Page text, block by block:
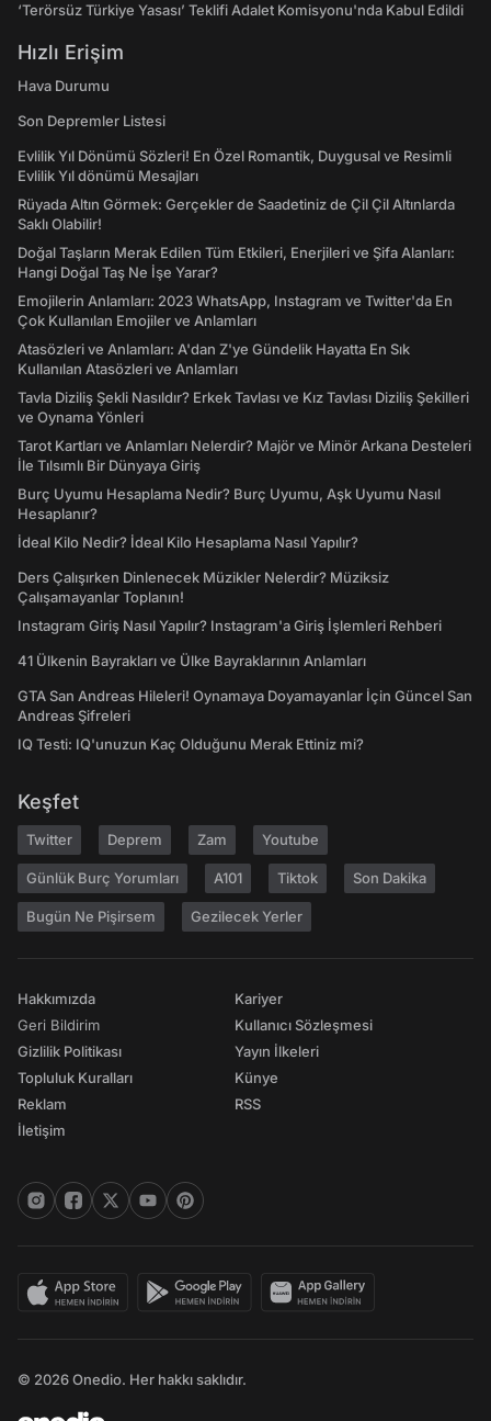
‘Terörsüz Türkiye Yasası’ Teklifi Adalet Komisyonu'nda Kabul Edildi
Hızlı Erişim
Hava Durumu
Son Depremler Listesi
Evlilik Yıl Dönümü Sözleri! En Özel Romantik, Duygusal ve Resimli
Evlilik Yıl dönümü Mesajları
Rüyada Altın Görmek: Gerçekler de Saadetiniz de Çil Çil Altınlarda
Saklı Olabilir!
Doğal Taşların Merak Edilen Tüm Etkileri, Enerjileri ve Şifa Alanları:
Hangi Doğal Taş Ne İşe Yarar?
Emojilerin Anlamları: 2023 WhatsApp, Instagram ve Twitter'da En
Çok Kullanılan Emojiler ve Anlamları
Atasözleri ve Anlamları: A'dan Z'ye Gündelik Hayatta En Sık
Kullanılan Atasözleri ve Anlamları
Tavla Diziliş Şekli Nasıldır? Erkek Tavlası ve Kız Tavlası Diziliş Şekilleri
ve Oynama Yönleri
Tarot Kartları ve Anlamları Nelerdir? Majör ve Minör Arkana Desteleri
İle Tılsımlı Bir Dünyaya Giriş
Burç Uyumu Hesaplama Nedir? Burç Uyumu, Aşk Uyumu Nasıl
Hesaplanır?
İdeal Kilo Nedir? İdeal Kilo Hesaplama Nasıl Yapılır?
Ders Çalışırken Dinlenecek Müzikler Nelerdir? Müziksiz
Çalışamayanlar Toplanın!
Instagram Giriş Nasıl Yapılır? Instagram'a Giriş İşlemleri Rehberi
41 Ülkenin Bayrakları ve Ülke Bayraklarının Anlamları
GTA San Andreas Hileleri! Oynamaya Doyamayanlar İçin Güncel San
Andreas Şifreleri
IQ Testi: IQ'unuzun Kaç Olduğunu Merak Ettiniz mi?
Keşfet
Twitter Deprem Zam Youtube
Günlük Burç Yorumları A101 Tiktok Son Dakika
Bugün Ne Pişirsem Gezilecek Yerler
Hakkımızda
Geri Bildirim
Gizlilik Politikası
Topluluk Kuralları
Reklam
İletişim
Kariyer
Kullanıcı Sözleşmesi
Yayın İlkeleri
Künye
RSS
© 2026 Onedio. Her hakkı saklıdır.